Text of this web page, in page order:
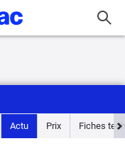
Actu Prix Fiches